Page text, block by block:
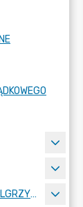
PLAN OGÓLNY GMINY PIELGRZYMKA